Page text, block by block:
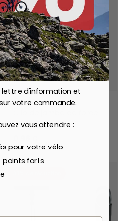
Curana
★★★★★ (1)
lettre d'information et
sur votre commande.
vous attendre :
pour votre vélo
points forts